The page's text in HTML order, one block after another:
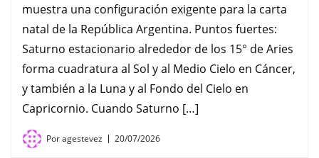
muestra una configuración exigente para la carta
natal de la República Argentina. Puntos fuertes:
Saturno estacionario alrededor de los 15° de Aries
forma cuadratura al Sol y al Medio Cielo en Cáncer,
y también a la Luna y al Fondo del Cielo en
Capricornio. Cuando Saturno […]
Poragestevez 20/07/2026